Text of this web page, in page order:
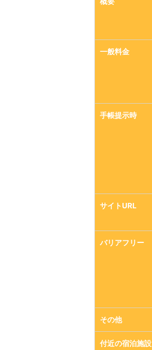
一般料金
手帳提示時
サイトURL
バリアフリー
その他
付近の宿泊施設